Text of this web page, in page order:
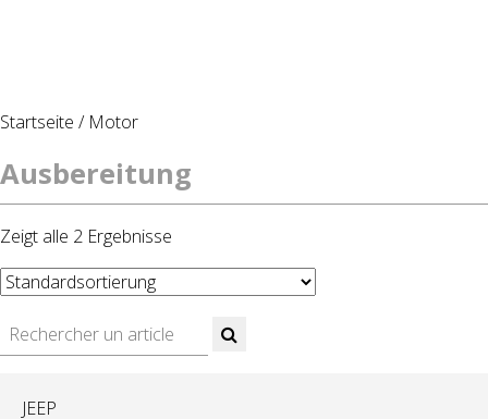
Startseite / Motor
Ausbereitung
Zeigt alle 2 Ergebnisse
JEEP